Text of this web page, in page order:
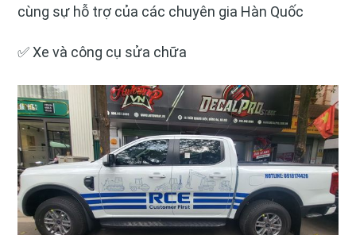
cùng sự hỗ trợ của các chuyên gia Hàn Quốc
✅ Xe và công cụ sửa chữa